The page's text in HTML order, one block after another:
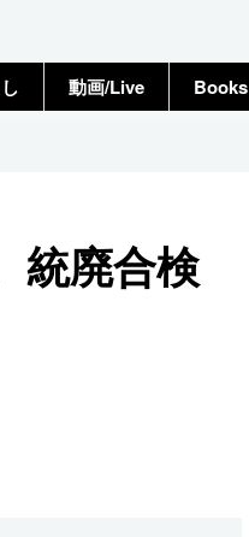
動画/Live Books
統廃合検